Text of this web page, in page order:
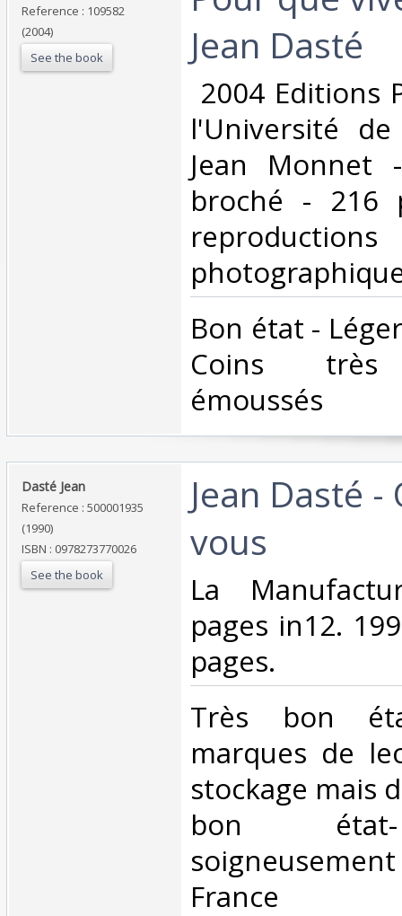
Reference : 109582
(2004)
See the book
Jean Dasté‎
2004 Editions
l'Université de
Jean Monnet
broché - 216
reproductions
‎Bon état -
Coins très
émoussés ‎
‎Dasté Jean‎
Reference : 500001935
(1990)
ISBN : 0978273770026
See the book
‎Jean Dasté -
vous‎
‎La
pages in12.
pages.‎
‎Très bon
marques de
stockage mais
bon
France‎